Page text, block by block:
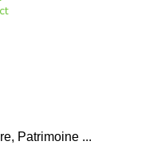
Patrimoine ...